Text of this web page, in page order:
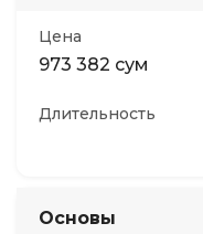
Цена
973 382 сум
Длительность
Основы